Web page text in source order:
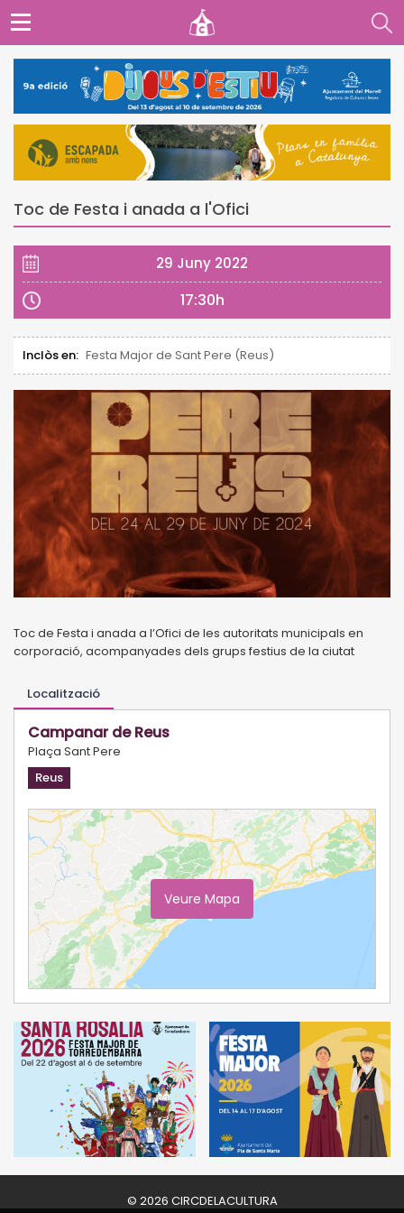
Toc de Festa i anada a l'Ofici
29 Juny 2022
17:30h
Inclòs en: Festa Major de Sant Pere (Reus)
Toc de Festa i anada a l’Ofici de les autoritats municipals en
corporació, acompanyades dels grups festius de la ciutat
Localització
Campanar de Reus
Plaça Sant Pere
Reus
Veure Mapa
© 2026 CIRCDELACULTURA